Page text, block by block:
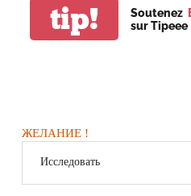
tip! Soutenez
sur Tipeee
ЖЕЛАНИЕ !